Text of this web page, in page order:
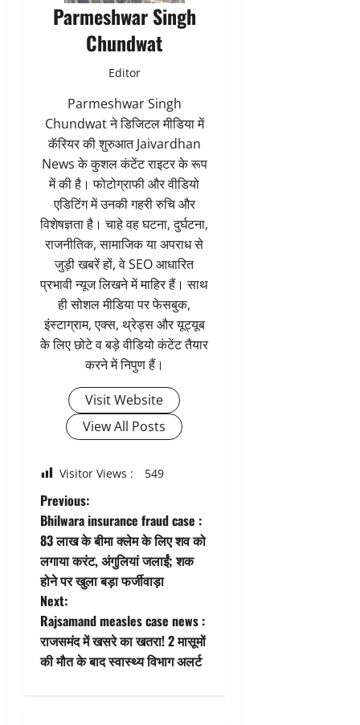
Parmeshwar Singh
Chundwat
Editor
Parmeshwar Singh
Chundwat ने डिजिटल मीडिया में
कॅरियर की शुरुआत Jaivardhan
News के कुशल कंटेंट राइटर के रूप
में की है। फोटोग्राफी और वीडियो
एडिटिंग में उनकी गहरी रुचि और
विशेषज्ञता है। चाहे वह घटना, दुर्घटना,
राजनीतिक, सामाजिक या अपराध से
जुड़ी खबरें हों, वे SEO आधारित
प्रभावी न्यूज लिखने में माहिर हैं। साथ
ही सोशल मीडिया पर फेसबुक,
इंस्टाग्राम, एक्स, थ्रेड्स और यूट्यूब
के लिए छोटे व बड़े वीडियो कंटेंट तैयार
करने में निपुण हैं।
Visit Website
View All Posts
Visitor Views : 549
P
o
s
t
n
a
Previous:
Bhilwara insurance fraud case :
83 लाख के बीमा क्लेम के लिए शव को
लगाया करंट, अंगुलियां जलाईं; शक
होने पर खुला बड़ा फर्जीवाड़ा
Next:
Rajsamand measles case news :
राजसमंद में खसरे का खतरा! 2 मासूमों
की मौत के बाद स्वास्थ्य विभाग अलर्ट